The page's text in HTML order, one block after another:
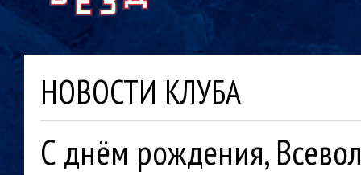
НОВОСТИ КЛУБА
С днём рождения,